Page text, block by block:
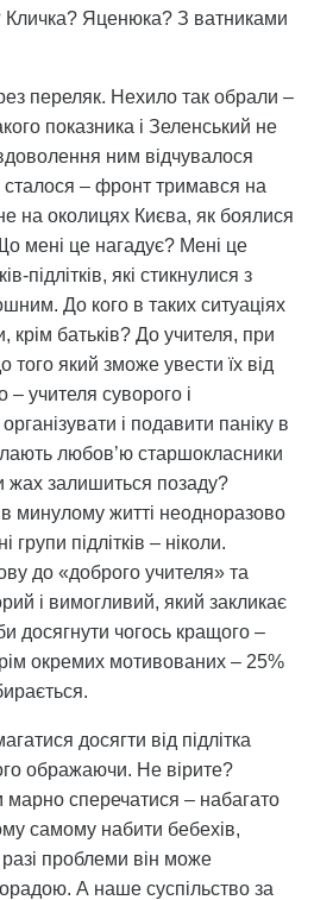
Яценюка? З ватниками
переляк. Нехило так обрали –
показника і Зеленський не
ним відчувалося
сталося – фронт тримався на
на околицях Києва, як боялися
мені це нагадує? Мені це
підлітків, які стикнулися з
До кого в таких ситуаціях
крім батьків? До учителя, при
того який зможе увести їх від
учителя суворого і
і подавити паніку в
любов’ю старшокласники
жах залишиться позаду?
минулому житті неодноразово
підлітків – ніколи.
до «доброго учителя» та
і вимогливий, який закликає
досягнути чогось кращого –
окремих мотивованих – 25%
досягти від підлітка
ображаючи. Не вірите?
марно сперечатися – набагато
самому набити бебехів,
проблеми він може
А наше суспільство за